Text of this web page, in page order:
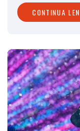
CONTINUA